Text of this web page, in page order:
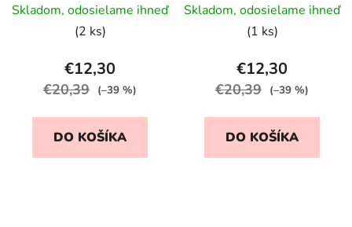
Skladom, odosielame ihneď
(2 ks)
€12,30
€20,39 (–39 %)
DO KOŠÍKA
Skladom, odosielame ihneď
(1 ks)
€12,30
€20,39 (–39 %)
DO KOŠÍKA